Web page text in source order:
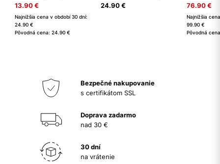
13.90 €
Najnižšia cena v období 30 dní:
24.90 €
Pôvodná cena: 24.90 €
24.90 €
76.90 €
Najnižšia
99.90 €
Pôvodná
Bezpečné nakupovanie
s certifikátom SSL
Doprava zadarmo
nad 30 €
30 dní
na vrátenie